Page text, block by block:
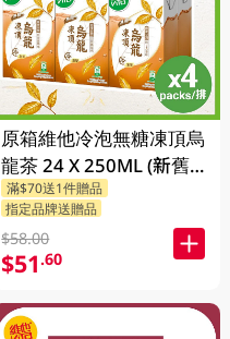
原箱維他冷泡無糖凍頂烏
龍茶 24 X 250ML (新舊包
裝隨機發貨)
滿$70送1件贈品
指定品牌送贈品
$58.00
$51.60